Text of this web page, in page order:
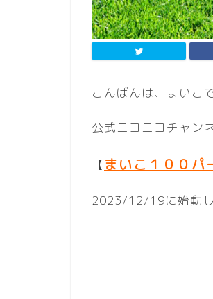
こんばんは、まいこ
公式ニコニコチャン
【 まいこ１００パ
2023/12/19に始動し